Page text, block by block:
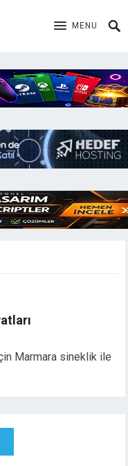
MENU
Marmara sineklik ile